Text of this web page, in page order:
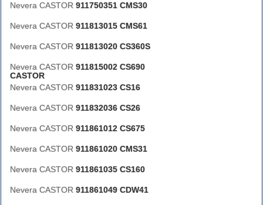
Nevera CASTOR 911750351 CMS30
Nevera CASTOR 911813015 CMS61
Nevera CASTOR 911813020 CS360S
Nevera CASTOR 911815002 CS690
CASTOR
Nevera CASTOR 911831023 CS16
Nevera CASTOR 911832036 CS26
Nevera CASTOR 911861012 CS675
Nevera CASTOR 911861020 CMS31
Nevera CASTOR 911861035 CS160
Nevera CASTOR 911861049 CDW41